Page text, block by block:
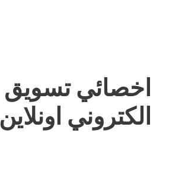
اخصائي تسويق
الكتروني اونلاين